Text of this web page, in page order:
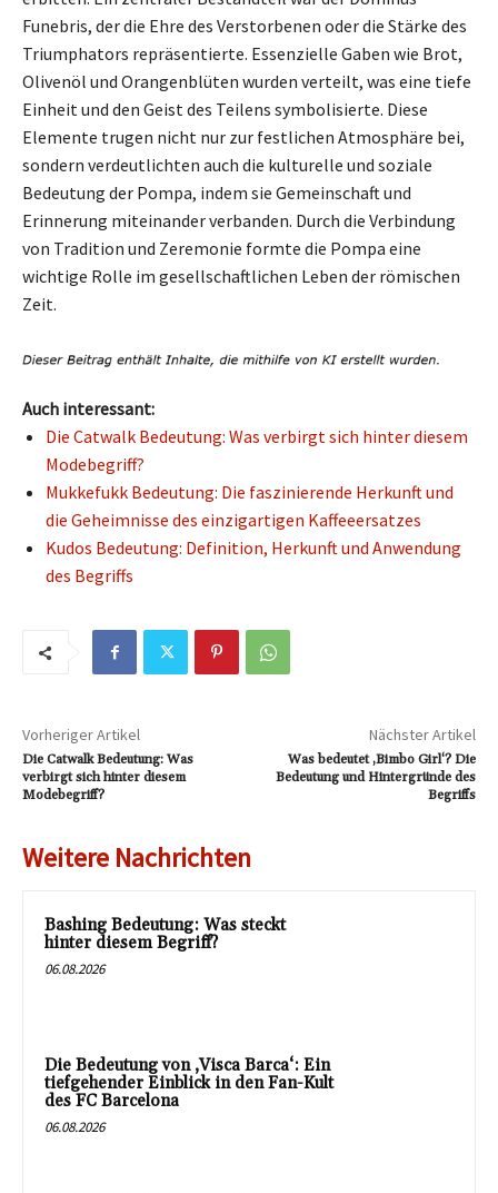
Funebris, der die Ehre des Verstorbenen oder die Stärke des
Triumphators repräsentierte. Essenzielle Gaben wie Brot,
Olivenöl und Orangenblüten wurden verteilt, was eine tiefe
Einheit und den Geist des Teilens symbolisierte. Diese
Elemente trugen nicht nur zur festlichen Atmosphäre bei,
sondern verdeutlichten auch die kulturelle und soziale
Bedeutung der Pompa, indem sie Gemeinschaft und
Erinnerung miteinander verbanden. Durch die Verbindung
von Tradition und Zeremonie formte die Pompa eine
wichtige Rolle im gesellschaftlichen Leben der römischen
Zeit.
Auch interessant:
Die Catwalk Bedeutung: Was verbirgt sich hinter diesem
Modebegriff?
Mukkefukk Bedeutung: Die faszinierende Herkunft und
die Geheimnisse des einzigartigen Kaffeeersatzes
Kudos Bedeutung: Definition, Herkunft und Anwendung
des Begriffs
Vorheriger Artikel
Die Catwalk Bedeutung: Was
verbirgt sich hinter diesem
Modebegriff?
Nächster Artikel
Was bedeutet ‚Bimbo Girl‘? Die
Bedeutung und Hintergründe des
Begriffs
Weitere Nachrichten
Bashing Bedeutung: Was steckt
hinter diesem Begriff?
06.08.2026
Die Bedeutung von ‚Visca Barca‘: Ein
tiefgehender Einblick in den Fan-Kult
des FC Barcelona
06.08.2026